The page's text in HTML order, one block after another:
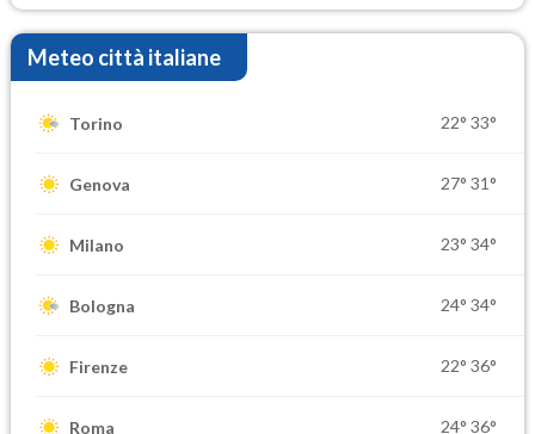
Meteo città italiane
Torino 22° 33°
Genova 27° 31°
Milano 23° 34°
Bologna 24° 34°
Firenze 22° 36°
Roma 24° 36°